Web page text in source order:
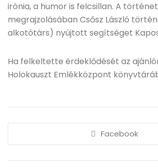
irónia, a humor is felcsillan. A
megrajzolásában Csősz László
alkotótárs) nyújtott segítséget
Ha felkeltette érdeklődését az
Holokauszt Emlékközpont
Facebook